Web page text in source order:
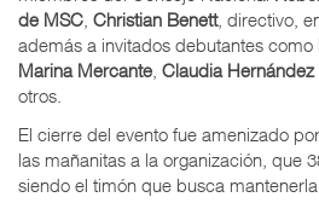
de MSC Christian Benett, directivo,
además a invitados debutantes como
Marina Mercante Claudia Hernández
otros.
El cierre del evento fue amenizado
las mañanitas a la organización, que
siendo el timón que busca